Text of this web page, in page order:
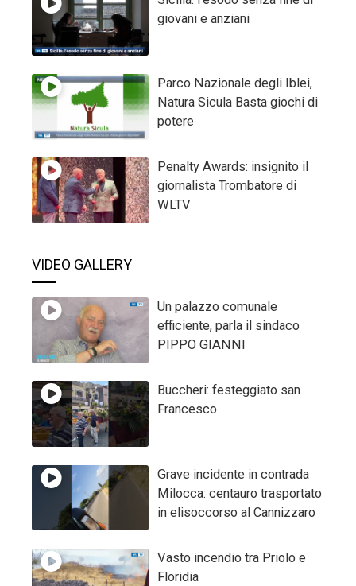
giovani e anziani
Parco Nazionale degli Iblei,
Natura Sicula Basta giochi di
potere
Penalty Awards: insignito il
giornalista Trombatore di
WLTV
VIDEO GALLERY
Un palazzo comunale
efficiente, parla il sindaco
PIPPO GIANNI
Buccheri: festeggiato san
Francesco
Grave incidente in contrada
Milocca: centauro trasportato
in elisoccorso al Cannizzaro
Vasto incendio tra Priolo e
Floridia